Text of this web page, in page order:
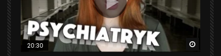
20:30